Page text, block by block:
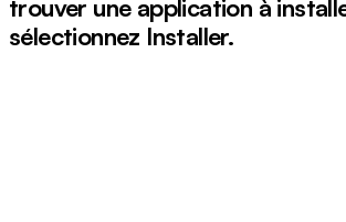
trouver une application à
sélectionnez Installer.